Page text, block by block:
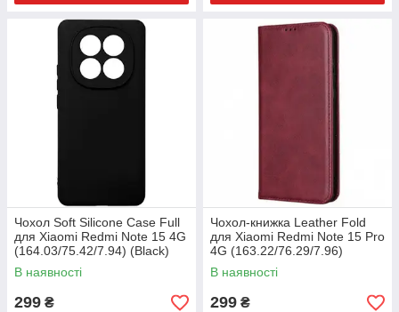
Чохол Soft Silicone Case Full
для Xiaomi Redmi Note 15 4G
(164.03/75.42/7.94) (Black)
В наявності
299 ₴
Чохол-книжка Leather Fold
для Xiaomi Redmi Note 15 Pro
4G (163.22/76.29/7.96)
(Темно-червоний)
В наявності
299 ₴